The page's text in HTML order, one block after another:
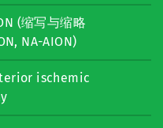
(缩写与缩略
NA-AION)
ischemic